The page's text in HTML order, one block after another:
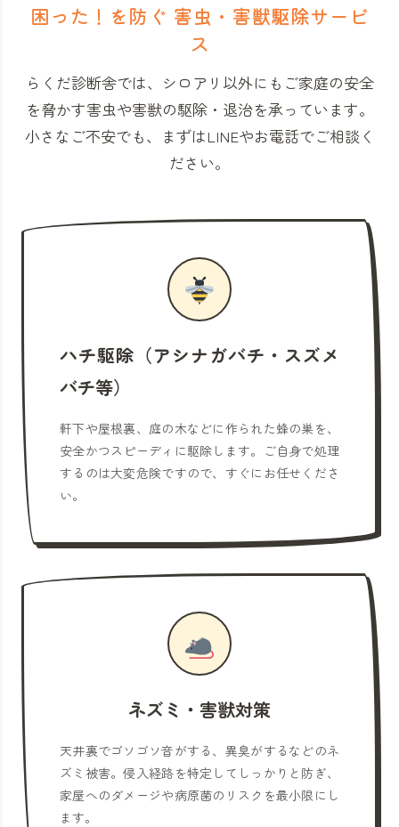
困った！を防ぐ 害虫・害獣駆除サービ
ス
らくだ診断舎では、シロアリ以外にもご家庭の安全
を脅かす害虫や害獣の駆除・退治を承っています。
小さなご不安でも、まずはLINEやお電話でご相談く
ださい。
ハチ駆除（アシナガバチ・スズメ
バチ等）
軒下や屋根裏、庭の木などに作られた蜂の巣を、
安全かつスピーディに駆除します。ご自身で処理
するのは大変危険ですので、すぐにお任せくださ
い。
ネズミ・害獣対策
天井裏でゴソゴソ音がする、異臭がするなどのネ
ズミ被害。侵入経路を特定してしっかりと防ぎ、
家屋へのダメージや病原菌のリスクを最小限にし
ます。